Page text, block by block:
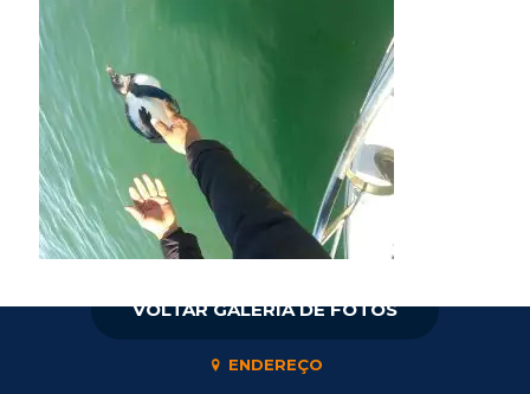
ENDEREÇO
VOLTAR GALERIA DE FOTOS